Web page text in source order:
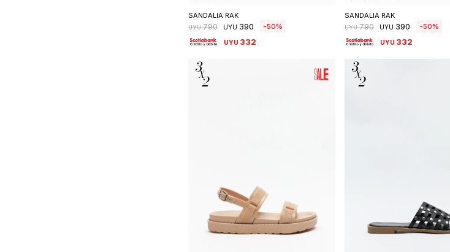
SANDALIA RAK
UYU 790 UYU 390 50
UYU 332
SANDALIA RAK
UYU 790 UYU 390 50
UYU 332